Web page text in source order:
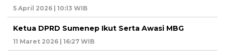
5 April 2026 | 10:13 WIB
Ketua DPRD Sumenep Ikut Serta Awasi MBG
11 Maret 2026 | 16:27 WIB